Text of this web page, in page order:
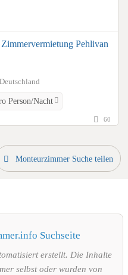
Pehlivan
Person/Nacht
60
Monteurzimmer Suche teilen
Suchseite
erstellt. Die Inhalte
selbst oder wurden von